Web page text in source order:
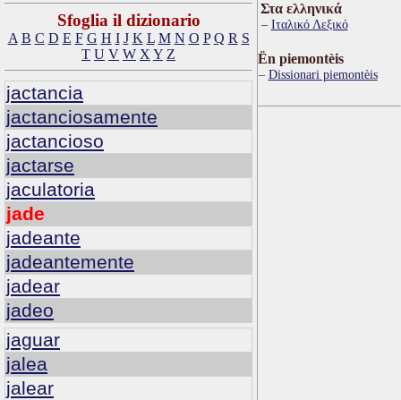
Sfoglia il dizionario
A B C D E F G H I J K L M N O P Q R S
T U V W X Y Z
jactancia
jactanciosamente
jactancioso
jactarse
jaculatoria
jade
jadeante
jadeantemente
jadear
jadeo
jaguar
jalea
jalear
Στα ελληνικά
Ιταλικό Λεξικό
Ën piemontèis
Dissionari piemontèis